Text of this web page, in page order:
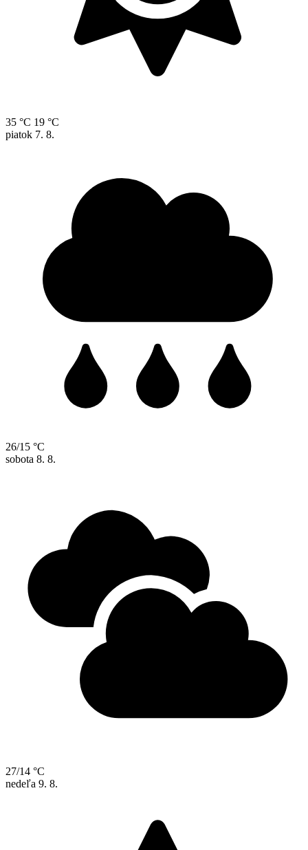
35 °C 19 °C
piatok 7. 8.
26/15 °C
sobota 8. 8.
27/14 °C
nedeľa 9. 8.